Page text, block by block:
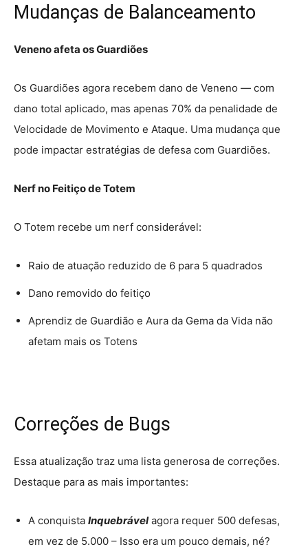
Mudanças de Balanceamento
Veneno afeta os Guardiões
Os Guardiões agora recebem dano de Veneno — com
dano total aplicado, mas apenas 70% da penalidade de
Velocidade de Movimento e Ataque. Uma mudança que
pode impactar estratégias de defesa com Guardiões.
Nerf no Feitiço de Totem
O Totem recebe um nerf considerável:
Raio de atuação reduzido de 6 para 5 quadrados
Dano removido do feitiço
Aprendiz de Guardião e Aura da Gema da Vida não
afetam mais os Totens
Correções de Bugs
Essa atualização traz uma lista generosa de correções.
Destaque para as mais importantes:
A conquista Inquebrável agora requer 500 defesas,
em vez de 5.000 – Isso era um pouco demais, né?